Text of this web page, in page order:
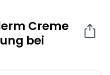
Creme
bei